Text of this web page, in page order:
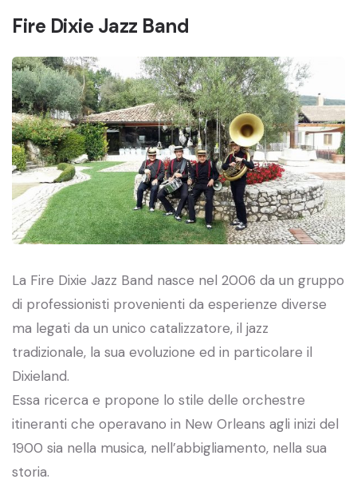
Fire Dixie Jazz Band
La Fire Dixie Jazz Band nasce nel 2006 da un gruppo
di professionisti provenienti da esperienze diverse
ma legati da un unico catalizzatore, il jazz
tradizionale, la sua evoluzione ed in particolare il
Dixieland.
Essa ricerca e propone lo stile delle orchestre
itineranti che operavano in New Orleans agli inizi del
1900 sia nella musica, nell’abbigliamento, nella sua
storia.